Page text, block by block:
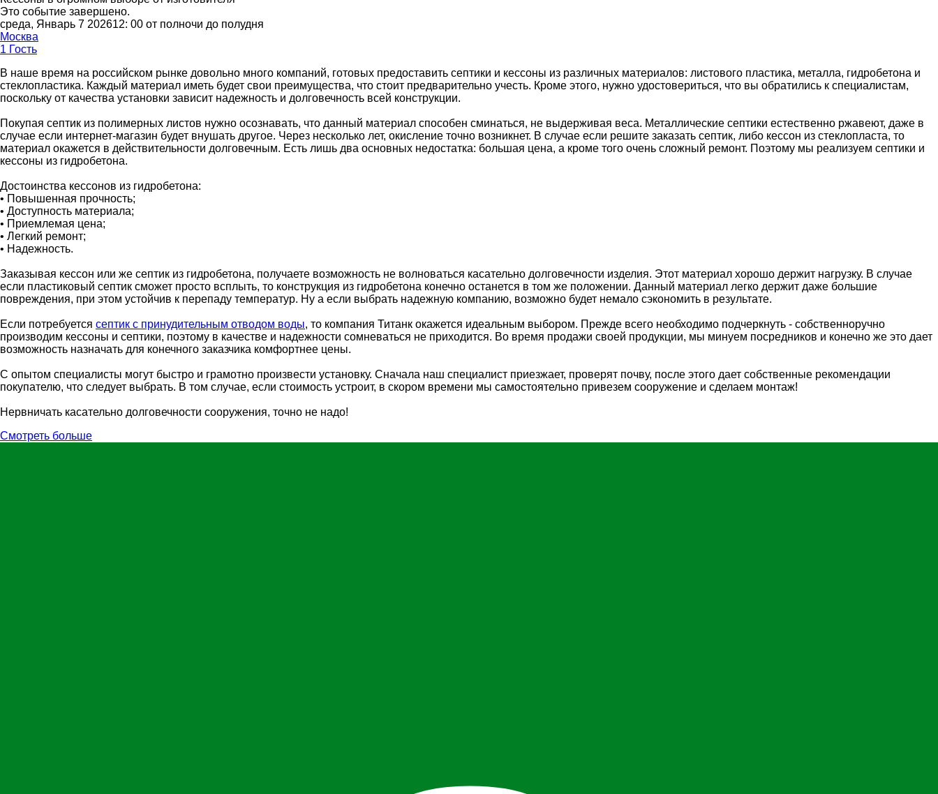
Это событие завершено.
среда, Январь 7 202612: 00 от полночи до полудня
Москва
1 Гость
В наше время на российском рынке довольно много компаний, готовых предоставить септики и кессоны из различных материалов: листового пластика, металла, гидробетона и
стеклопластика. Каждый материал иметь будет свои преимущества, что стоит предварительно учесть. Кроме этого, нужно удостовериться, что вы обратились к специалистам,
поскольку от качества установки зависит надежность и долговечность всей конструкции.
Покупая септик из полимерных листов нужно осознавать, что данный материал способен сминаться, не выдерживая веса. Металлические септики естественно ржавеют, даже в
случае если интернет-магазин будет внушать другое. Через несколько лет, окисление точно возникнет. В случае если решите заказать септик, либо кессон из стеклопласта, то
материал окажется в действительности долговечным. Есть лишь два основных недостатка: большая цена, а кроме того очень сложный ремонт. Поэтому мы реализуем септики и
кессоны из гидробетона.
Достоинства кессонов из гидробетона:
• Повышенная прочность;
• Доступность материала;
• Приемлемая цена;
• Легкий ремонт;
• Надежность.
Заказывая кессон или же септик из гидробетона, получаете возможность не волноваться касательно долговечности изделия. Этот материал хорошо держит нагрузку. В случае
если пластиковый септик сможет просто всплыть, то конструкция из гидробетона конечно останется в том же положении. Данный материал легко держит даже большие
повреждения, при этом устойчив к перепаду температур. Ну а если выбрать надежную компанию, возможно будет немало сэкономить в результате.
Если потребуется септик с принудительным отводом воды, то компания Титанк окажется идеальным выбором. Прежде всего необходимо подчеркнуть - собственноручно
производим кессоны и септики, поэтому в качестве и надежности сомневаться не приходится. Во время продажи своей продукции, мы минуем посредников и конечно же это дает
возможность назначать для конечного заказчика комфортнее цены.
С опытом специалисты могут быстро и грамотно произвести установку. Сначала наш специалист приезжает, проверят почву, после этого дает собственные рекомендации
покупателю, что следует выбрать. В том случае, если стоимость устроит, в скором времени мы самостоятельно привезем сооружение и сделаем монтаж!
Нервничать касательно долговечности сооружения, точно не надо!
Смотреть больше